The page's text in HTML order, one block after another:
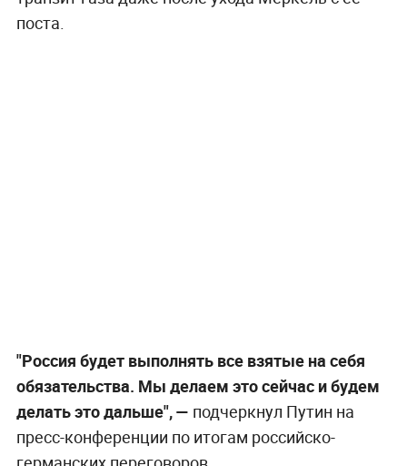
поста.
"Россия будет выполнять все взятые на себя
обязательства. Мы делаем это сейчас и будем
делать это дальше", — подчеркнул Путин на
пресс-конференции по итогам российско-